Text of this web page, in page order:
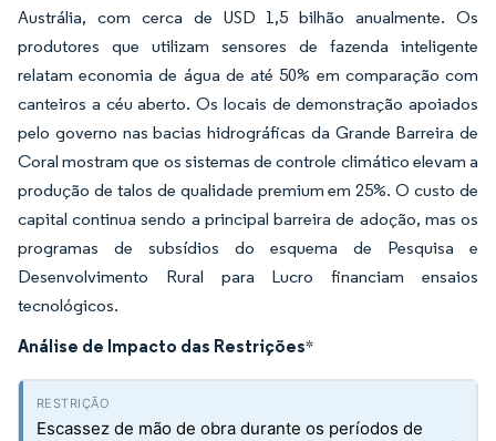
Austrália, com cerca de USD 1,5 bilhão anualmente. Os
produtores que utilizam sensores de fazenda inteligente
relatam economia de água de até 50% em comparação com
canteiros a céu aberto. Os locais de demonstração apoiados
pelo governo nas bacias hidrográficas da Grande Barreira de
Coral mostram que os sistemas de controle climático elevam a
produção de talos de qualidade premium em 25%. O custo de
capital continua sendo a principal barreira de adoção, mas os
programas de subsídios do esquema de Pesquisa e
Desenvolvimento Rural para Lucro financiam ensaios
tecnológicos.
Análise de Impacto das Restrições*
Escassez de mão de obra durante os períodos de